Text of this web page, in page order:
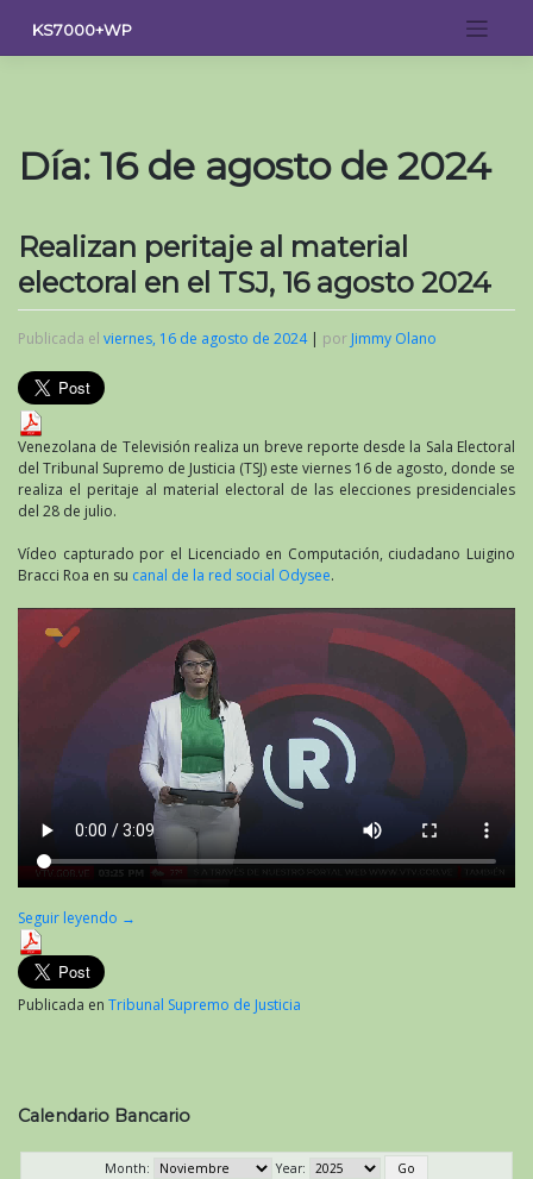
contenido
KS7000+WP
Día: 16 de agosto de 2024
Realizan peritaje al material
electoral en el TSJ, 16 agosto 2024
Publicada el viernes, 16 de agosto de 2024| por Jimmy Olano
Venezolana de Televisión realiza un breve reporte desde la Sala Electoral
del Tribunal Supremo de Justicia (TSJ) este viernes 16 de agosto, donde se
realiza el peritaje al material electoral de las elecciones presidenciales
del 28 de julio.
Vídeo capturado por el Licenciado en Computación, ciudadano Luigino
Bracci Roa en su canal de la red social Odysee.
Seguir leyendo →
Publicada en Tribunal Supremo de Justicia
Calendario Bancario
Month:
Year: